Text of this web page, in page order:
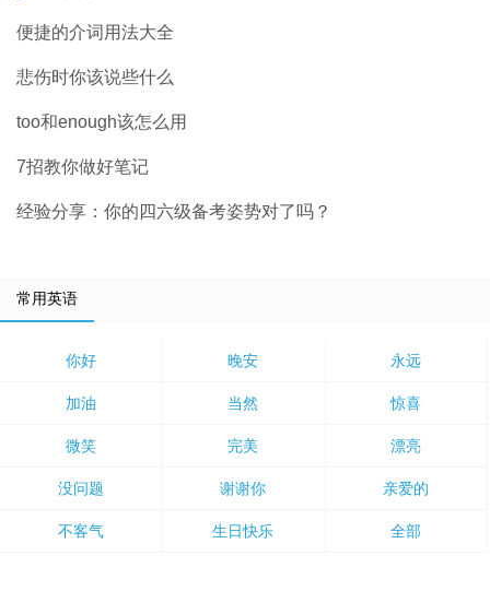
便捷的介词用法大全
悲伤时你该说些什么
too和enough该怎么用
7招教你做好笔记
经验分享：你的四六级备考姿势对了吗？
常用英语
你好 晚安 永远
加油 当然 惊喜
微笑 完美 漂亮
没问题 谢谢你 亲爱的
不客气 生日快乐 全部